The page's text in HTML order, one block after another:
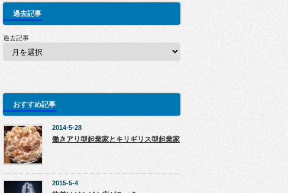
過去記事
過去記事
おすすめ記事
2014-5-28
働きアリ型起業家とキリギリス型起業家
2015-5-4